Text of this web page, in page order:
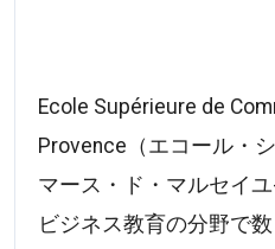
Ecole Supérieure de
Provence（エコール・
マース・ド・マルセイ
ビジネス教育の分野で